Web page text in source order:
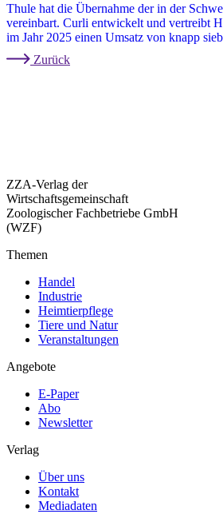
Thule hat die Übernahme der in der
vereinbart. Curli entwickelt und vertreibt
im Jahr 2025 einen Umsatz von knapp
Zurück
ZZA-Verlag der
Wirtschaftsgemeinschaft
Zoologischer Fachbetriebe GmbH
(WZF)
Themen
Handel
Industrie
Heimtierpflege
Tiere und Natur
Veranstaltungen
Angebote
E-Paper
Abo
Newsletter
Verlag
Über uns
Kontakt
Mediadaten